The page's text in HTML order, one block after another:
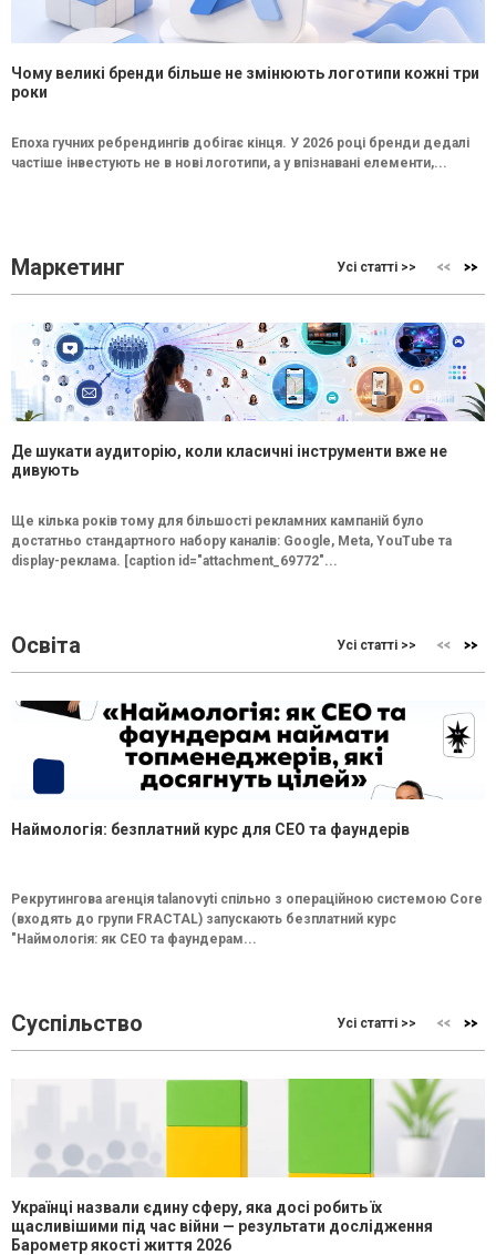
Чому великі бренди більше не змінюють логотипи кожні три
роки
Епоха гучних ребрендингів добігає кінця. У 2026 році бренди дедалі
частіше інвестують не в нові логотипи, а у впізнавані елементи,...
Маркетинг Усі статті >>
Де шукати аудиторію, коли класичні інструменти вже не
дивують
Ще кілька років тому для більшості рекламних кампаній було
достатньо стандартного набору каналів: Google, Meta, YouTube та
display-реклама. [caption id="attachment_69772"...
Освіта Усі статті >>
Наймологія: безплатний курс для CEO та фаундерів
Рекрутингова агенція talanovyti спільно з операційною системою Core
(входять до групи FRACTAL) запускають безплатний курс
"Наймологія: як СEO та фаундерам...
Суспільство Усі статті >>
Українці назвали єдину сферу, яка досі робить їх
щасливішими під час війни — результати дослідження
Барометр якості життя 2026